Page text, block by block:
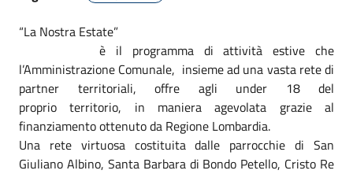
“La Nostra Estate”
è il programma di attività estive che
l’Amministrazione Comunale, insieme ad una vasta rete di
partner territoriali, offre agli under 18 del
proprio territorio, in maniera agevolata grazie al
finanziamento ottenuto da Regione Lombardia.
Una rete virtuosa costituita dalle parrocchie di San
Giuliano Albino, Santa Barbara di Bondo Petello, Cristo Re